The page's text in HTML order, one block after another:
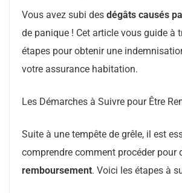
Vous avez subi des dégâts causés
de panique ! Cet article vous guide à
étapes pour obtenir une
votre assurance habitation.
Les Démarches à Suivre pour Être
Suite à une tempête de grêle, il est
comprendre comment procéder pour
remboursement. Voici les étapes à